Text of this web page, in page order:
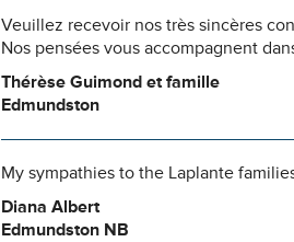
Veuillez recevoir nos très sincères
Nos pensées vous accompagnent
Thérèse Guimond et famille
Edmundston
My sympathies to the Laplante
Diana Albert
Edmundston NB